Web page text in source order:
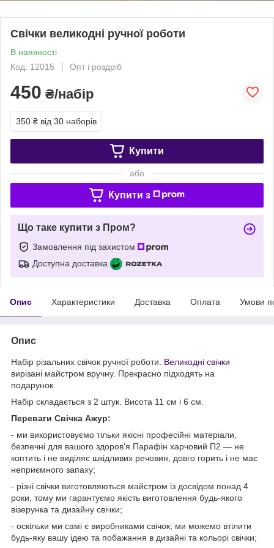
Свічки великодні ручної роботи
В наявності
Код: 12015
Опт і роздріб
450 ₴/набір
350 ₴ від 30 наборів
Купити
або
Купити з
Що таке купити з Пром?
Замовлення під захистом
Доступна доставка
Опис Характеристики Доставка Оплата Умови
Опис
Набір різальних свічок ручної роботи. Великодні свічки
вирізані майстром вручну. Прекрасно підходять на
подарунок.
Набір складається з 2 штук. Висота 11 см і 6 см.
Переваги Свічка Ажур:
- ми використовуємо тільки якісні професійні матеріали,
безпечні для вашого здоров'я.Парафін харчовий П2 — не
коптить і не виділяє шкідливих речовин, довго горить і не має
неприємного запаху;
- різні свічки виготовляються майстром із досвідом понад 4
роки, тому ми гарантуємо якість виготовлення будь-якого
візерунка та дизайну свічки;
- оскільки ми самі є виробниками свічок, ми можемо втілити
будь-яку вашу ідею та побажання в дизайні та кольорі свічки;